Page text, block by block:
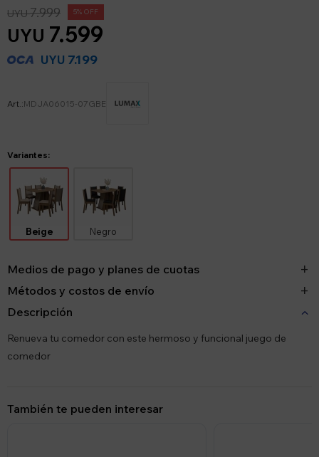
UYU 7.599
UYU7.999 5
UYU 7.199
MDJA06015-07GBE
Variantes:
Beige Negro
Medios de pago y planes de cuotas
Métodos y costos de envío
Descripción
Renueva tu comedor con este hermoso y funcional juego de
comedor
También te pueden interesar